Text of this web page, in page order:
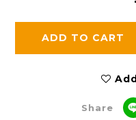
ADD TO CART
Share